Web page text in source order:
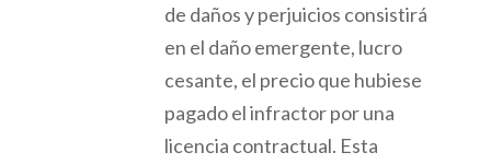
de daños y perjuicios consistirá
en el daño emergente, lucro
cesante, el precio que hubiese
pagado el infractor poruna
licencia contractual. Esta